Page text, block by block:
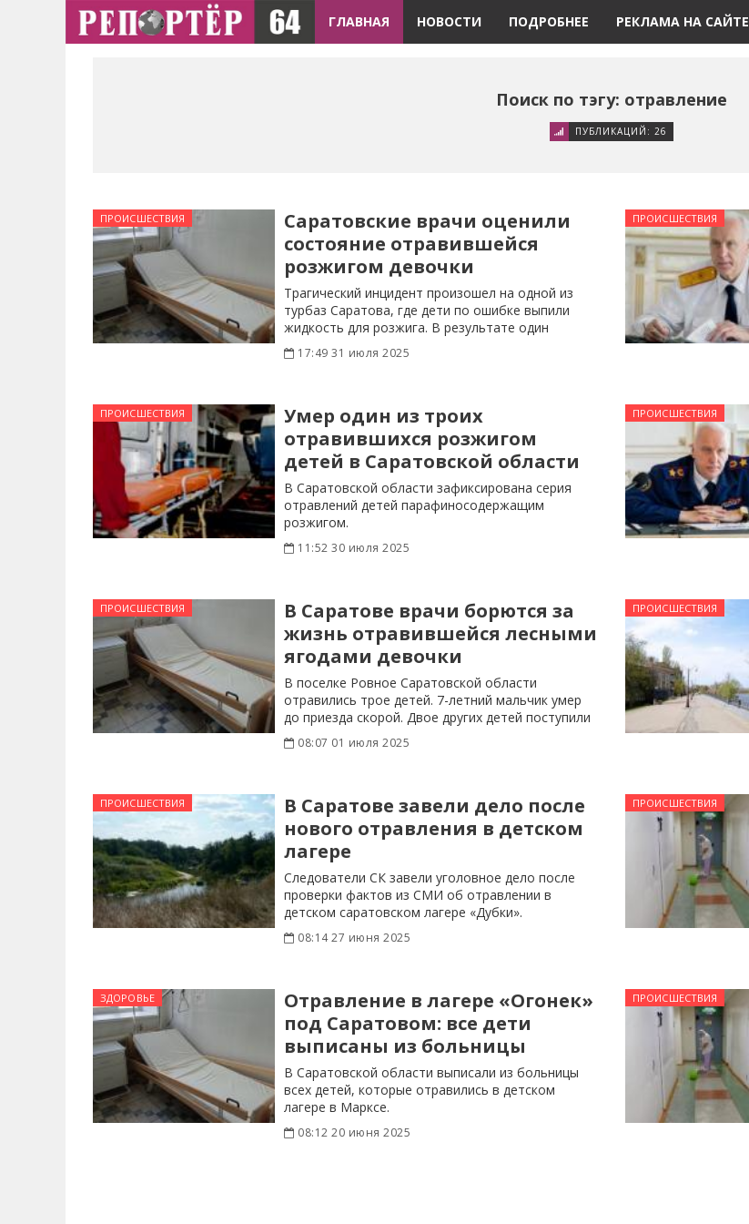
ГЛАВНАЯ НОВОСТИ ПОДРОБНЕЕ РЕКЛАМА НА САЙТЕ
Поиск по тэгу: отравление
ПУБЛИКАЦИЙ: 26
ПРОИСШЕСТВИЯ
Саратовские врачи оценили
состояние отравившейся
розжигом девочки
Трагический инцидент произошел на одной из
турбаз Саратова, где дети по ошибке выпили
жидкость для розжига. В результате один
ребенок
17:49 31 июля 2025
ПРОИСШЕСТВИЯ
ПРОИСШЕСТВИЯ
Умер один из троих
отравившихся розжигом
детей в Саратовской области
В Саратовской области зафиксирована серия
отравлений детей парафиносодержащим
розжигом.
11:52 30 июля 2025
ПРОИСШЕСТВИЯ
ПРОИСШЕСТВИЯ
В Саратове врачи борются за
жизнь отравившейся лесными
ягодами девочки
В поселке Ровное Саратовской области
отравились трое детей. 7-летний мальчик умер
до приезда скорой. Двое других детей поступили
в 08:07 01 июля 2025
ПРОИСШЕСТВИЯ
ПРОИСШЕСТВИЯ
В Саратове завели дело после
нового отравления в детском
лагере
Следователи СК завели уголовное дело после
проверки фактов из СМИ об отравлении в
детском саратовском лагере «Дубки».
08:14 27 июня 2025
ПРОИСШЕСТВИЯ
ЗДОРОВЬЕ
Отравление в лагере «Огонек»
под Саратовом: все дети
выписаны из больницы
В Саратовской области выписали из больницы
всех детей, которые отравились в детском
лагере в Марксе.
08:12 20 июня 2025
ПРОИСШЕСТВИЯ